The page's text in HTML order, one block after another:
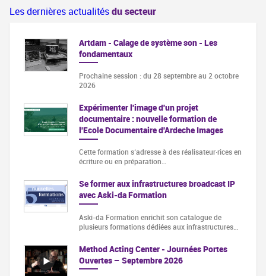
Les dernières actualitésdu secteur
Artdam - Calage de système son - Les
fondamentaux
Prochaine session : du 28 septembre au 2 octobre
2026
Expérimenter l'image d'un projet
documentaire : nouvelle formation de
l'Ecole Documentaire d'Ardeche Images
Cette formation s‘adresse à des réalisateur·rices en
écriture ou en préparation…
Se former aux infrastructures broadcast IP
avec Aski-da Formation
Aski-da Formation enrichit son catalogue de
plusieurs formations dédiées aux infrastructures…
Method Acting Center - Journées Portes
Ouvertes – Septembre 2026